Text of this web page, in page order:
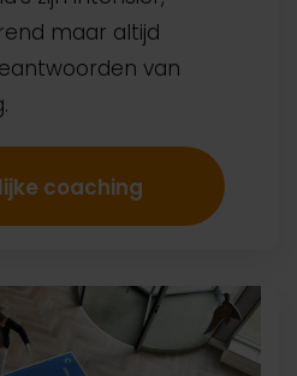
maar altijd
van
coaching